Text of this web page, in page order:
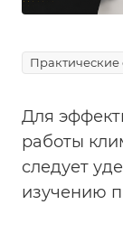
Практические
Для
работы
следует
изучению